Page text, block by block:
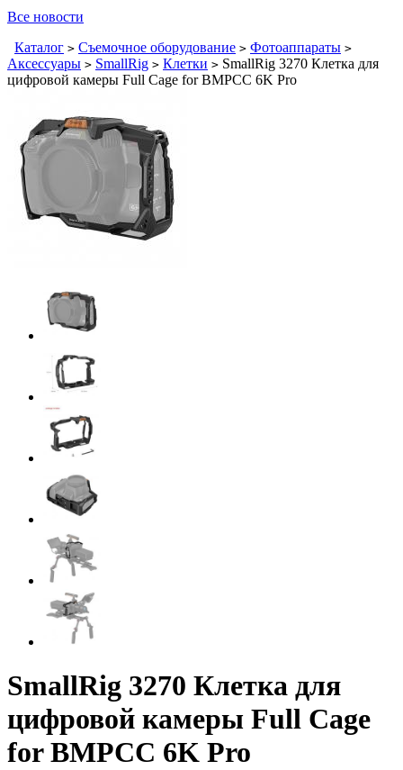
Все новости
Каталог > Съемочное оборудование > Фотоаппараты >
Аксессуары > SmallRig > Клетки > SmallRig 3270 Клетка для
цифровой камеры Full Cage for BMPCC 6K Pro
SmallRig 3270 Клетка для
цифровой камеры Full Cage
for BMPCC 6K Pro